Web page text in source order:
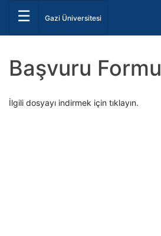
☰ Gazi Üniversitesi
Başvuru Formu
İlgili dosyayı indirmek için tıklayın.